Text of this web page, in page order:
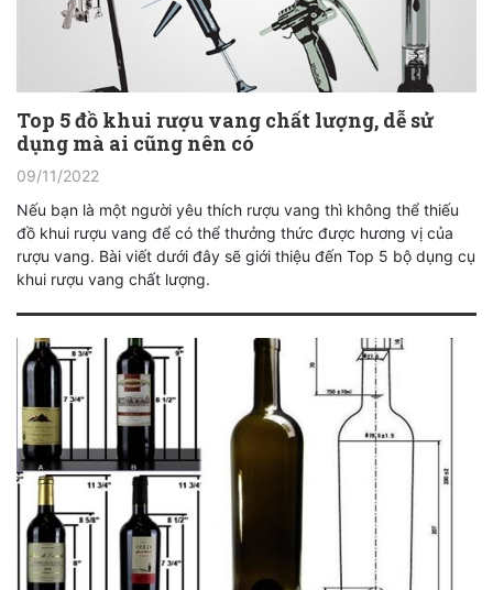
Top 5 đồ khui rượu vang chất lượng, dễ sử
dụng mà ai cũng nên có
09/11/2022
Nếu bạn là một người yêu thích rượu vang thì không thể thiếu
đồ khui rượu vang để có thể thưởng thức được hương vị của
rượu vang. Bài viết dưới đây sẽ giới thiệu đến Top 5 bộ dụng cụ
khui rượu vang chất lượng.